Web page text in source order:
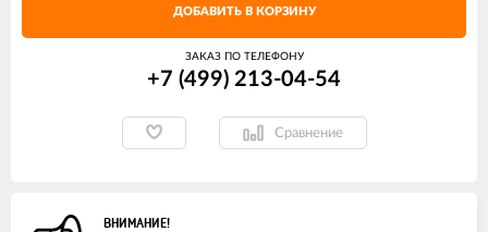
ДОБАВИТЬ В КОРЗИНУ
ЗАКАЗ ПО ТЕЛЕФОНУ
+7 (499) 213-04-54​
Сравнение
ВНИМАНИЕ!